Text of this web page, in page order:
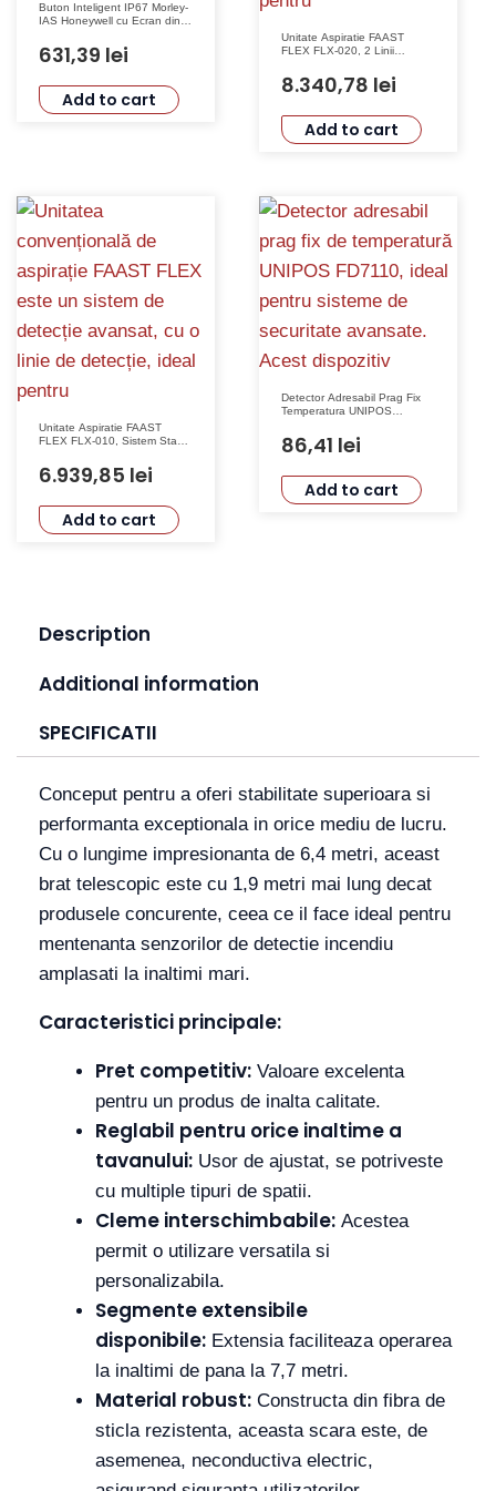
Buton Inteligent IP67 Morley-
IAS Honeywell cu Ecran din
RP06SG-K013-41
631,39 lei
Add to cart
Unitate Aspiratie FAAST
FLEX FLX-020, 2 Linii
Honeywell, 2000 m², 24 Vcc,
IP40
8.340,78 lei
Add to cart
Unitate Aspiratie FAAST
FLEX FLX-010, Sistem Stand
Honeywell
6.939,85 lei
Add to cart
Detector Adresabil Prag Fix
Temperatura UNIPOS
IP43
86,41 lei
Add to cart
Description
Additional information
SPECIFICATII
Conceput pentru a oferi stabilitate superioara si
performanta exceptionala in orice mediu de lucru.
Cu o lungime impresionanta de 6,4 metri, aceast
brat telescopic este cu 1,9 metri mai lung decat
produsele concurente, ceea ce il face ideal pentru
mentenanta senzorilor de detectie incendiu
amplasati la inaltimi mari.
Caracteristici principale:
Pret competitiv: Valoare excelenta
pentru un produs de inalta calitate.
Reglabil pentru orice inaltime a
tavanului: Usor de ajustat, se potriveste
cu multiple tipuri de spatii.
Cleme interschimbabile: Acestea
permit o utilizare versatila si
personalizabila.
Segmente extensibile
disponibile: Extensia faciliteaza operarea
la inaltimi de pana la 7,7 metri.
Material robust: Constructa din fibra de
sticla rezistenta, aceasta scara este, de
asemenea, neconductiva electric,